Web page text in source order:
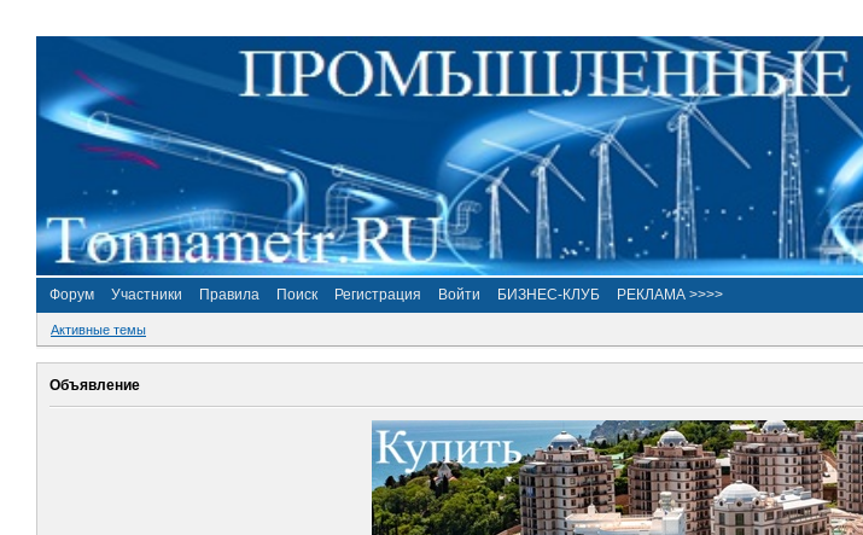
Форум Участники Правила Поиск Регистрация Войти БИЗНЕС-КЛУБ РЕКЛАМА >>>>
Активные темы
Объявление